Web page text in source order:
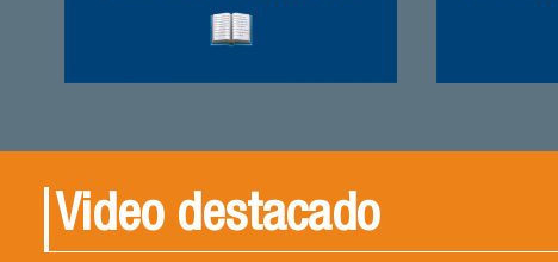
Video destacado